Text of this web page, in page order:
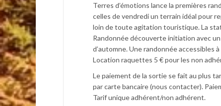
Terres d’émotions lance la premières
celles de vendredi un terrain idéal pour
loin de toute agitation touristique. La
Randonnée découverte initiation avec
d’automne. Une randonnée accessibles
Location raquettes 5 € pour les non
Le paiement de la sortie se fait au plus
par carte bancaire (nous contacter).
Tarif unique adhérent/non adhérent.